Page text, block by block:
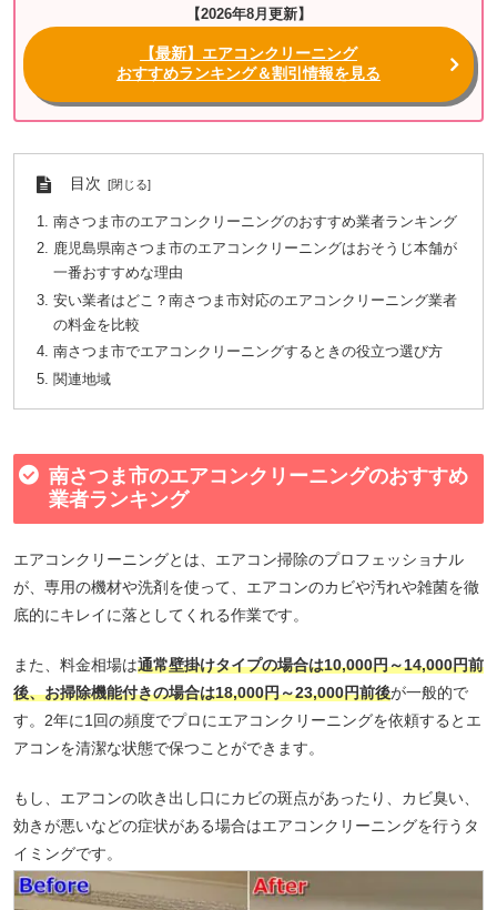
【2026年8月更新】
【最新】エアコンクリーニング
おすすめランキング＆割引情報を見る
目次
南さつま市のエアコンクリーニングのおすすめ業者ランキング
鹿児島県南さつま市のエアコンクリーニングはおそうじ本舗が
一番おすすめな理由
安い業者はどこ？南さつま市対応のエアコンクリーニング業者
の料金を比較
南さつま市でエアコンクリーニングするときの役立つ選び方
関連地域
南さつま市のエアコンクリーニングのおすすめ
業者ランキング
エアコンクリーニングとは、エアコン掃除のプロフェッショナル
が、専用の機材や洗剤を使って、エアコンのカビや汚れや雑菌を徹
底的にキレイに落としてくれる作業です。
また、料金相場は通常壁掛けタイプの場合は10,000円～14,000円前
後、お掃除機能付きの場合は18,000円～23,000円前後が一般的で
す。2年に1回の頻度でプロにエアコンクリーニングを依頼するとエ
アコンを清潔な状態で保つことができます。
もし、エアコンの吹き出し口にカビの斑点があったり、カビ臭い、
効きが悪いなどの症状がある場合はエアコンクリーニングを行うタ
イミングです。